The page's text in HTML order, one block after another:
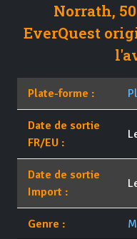
Norrath,
EverQuest
Plate-forme :
Date de sortie
FR/EU :
Date de sortie
Import :
Genre :